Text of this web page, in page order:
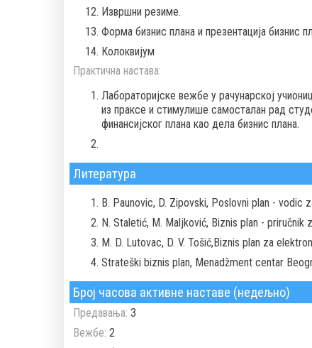
Извршни резиме.
Форма бизнис плана и презентација бизнис
Колоквијум
Практична настава:
Лабораторијске вежбе у рачунарској
из праксе и стимулише самосталан рад
финансијског плана као дела бизнис плана.
Литература
B. Paunovic, D. Zipovski, Poslovni plan - vodic
N. Staletić, M. Maljković, Biznis plan -
M. D. Lutovac, D. V. Tošić,Biznis plan za
Strateški biznis plan, Menadžment centar
Број часова активне наставе (недељно)
Предавања: 3
Вежбе: 2